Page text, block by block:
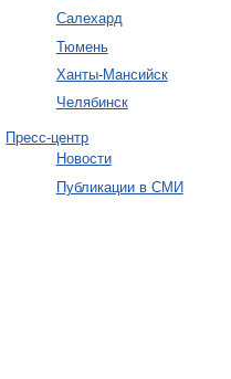
Салехард
Тюмень
Ханты-Мансийск
Челябинск
Пресс-центр
Новости
Публикации в СМИ